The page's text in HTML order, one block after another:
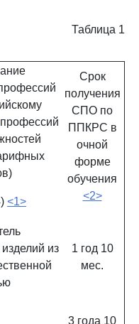
Таблица 1
профессий
<1>
Срок
получения
СПО по
ППКРС в
очной
форме
обучения
<2>
из
1 год 10
мес.
3 года 10